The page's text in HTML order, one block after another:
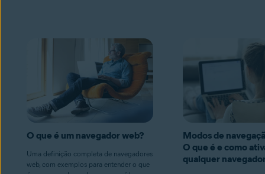
O que é um navegador web?
Uma definição completa de navegadores
web, com exemplos para entender o que
Modos de
O que é e como
qualquer